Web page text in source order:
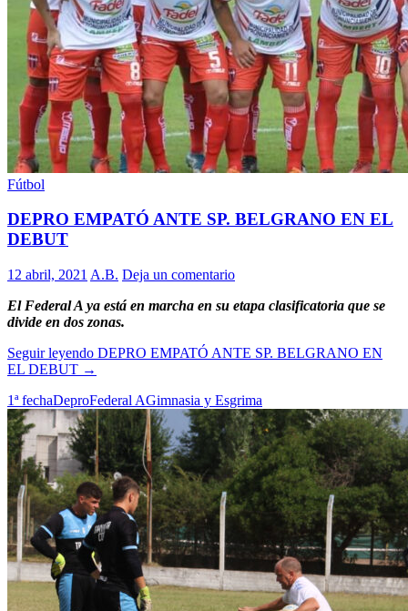
Fútbol
DEPRO EMPATÓ ANTE SP. BELGRANO EN EL
DEBUT
12 abril, 2021 A.B. Deja un comentario
El Federal A ya está en marcha en su etapa clasificatoria que se
divide en dos zonas.
Seguir leyendo DEPRO EMPATÓ ANTE SP. BELGRANO EN
EL DEBUT →
1ª fechaDeproFederal AGimnasia y Esgrima